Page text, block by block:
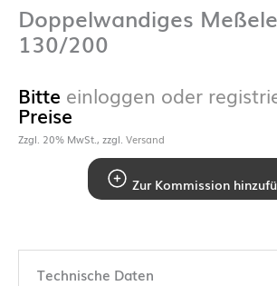
Doppelwandiges
130/200
Bitte einloggen oder
Preise
Zzgl. 20% MwSt., zzgl. Versand
Zur Kommission
Technische Daten